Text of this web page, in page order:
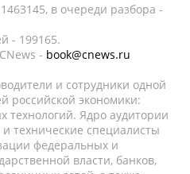
в очереди разбора -
- 199165.
- book@cnews.ru
и сотрудники одной
российской экономики:
Ядро аудитории
технические специалисты
федеральных и
власти, банков,